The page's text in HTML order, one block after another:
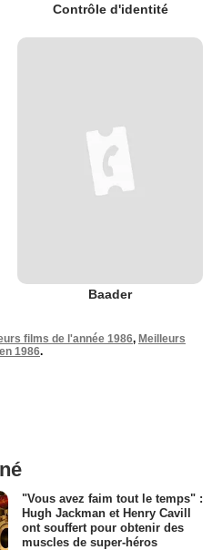
Contrôle d'identité
Baader
films de l'année 1986, Meilleurs
1986.
"Vous avez faim tout le temps" :
Hugh Jackman et Henry Cavill
ont souffert pour obtenir des
muscles de super-héros